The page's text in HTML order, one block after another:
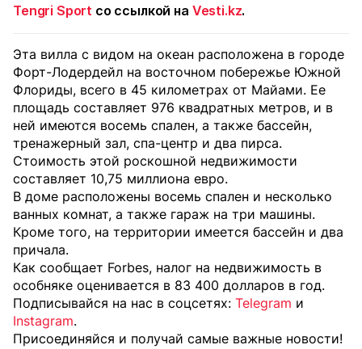
Tengri Sport со ссылкой на Vesti.kz.
Эта вилла с видом на океан расположена в городе
Форт-Лодердейл на восточном побережье Южной
Флориды, всего в 45 километрах от Майами. Ее
площадь составляет 976 квадратных метров, и в
ней имеются восемь спален, а также бассейн,
тренажерный зал, спа-центр и два пирса.
Стоимость этой роскошной недвижимости
составляет 10,75 миллиона евро.
В доме расположены восемь спален и несколько
ванных комнат, а также гараж на три машины.
Кроме того, на территории имеется бассейн и два
причала.
Как сообщает Forbes, налог на недвижимость в
особняке оценивается в 83 400 долларов в год.
Подписывайся на нас в соцсетях: Telegram и
Instagram.
Присоединяйся и получай самые важные новости!